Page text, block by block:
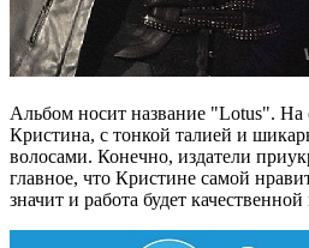
Альбом носит название "Lotus". На
Кристина, с тонкой талией и
волосами. Конечно, издатели
главное, что Кристине самой
значит и работа будет